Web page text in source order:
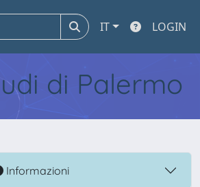
IT LOGIN
di Palermo
Informazioni